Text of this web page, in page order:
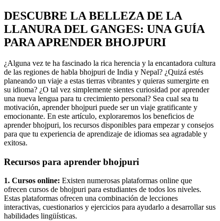
DESCUBRE LA BELLEZA DE LA
LLANURA DEL GANGES: UNA GUÍA
PARA APRENDER BHOJPURI
¿Alguna vez te ha fascinado la rica herencia y la encantadora cultura
de las regiones de habla bhojpuri de India y Nepal? ¿Quizá estés
planeando un viaje a estas tierras vibrantes y quieras sumergirte en
su idioma? ¿O tal vez simplemente sientes curiosidad por aprender
una nueva lengua para tu crecimiento personal? Sea cual sea tu
motivación, aprender bhojpuri puede ser un viaje gratificante y
emocionante. En este artículo, exploraremos los beneficios de
aprender bhojpuri, los recursos disponibles para empezar y consejos
para que tu experiencia de aprendizaje de idiomas sea agradable y
exitosa.
Recursos para aprender bhojpuri
1. Cursos online: Existen numerosas plataformas online que
ofrecen cursos de bhojpuri para estudiantes de todos los niveles.
Estas plataformas ofrecen una combinación de lecciones
interactivas, cuestionarios y ejercicios para ayudarlo a desarrollar sus
habilidades lingüísticas.